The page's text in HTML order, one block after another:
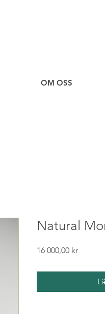
OM OSS
Natural
16 000,00 krPris